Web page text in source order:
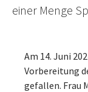
einer Menge
Am 14. Juni
Vorbereitung
gefallen. Frau